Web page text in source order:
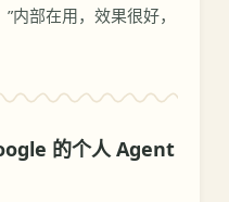
部在用，效果很好，
的个人 Agent